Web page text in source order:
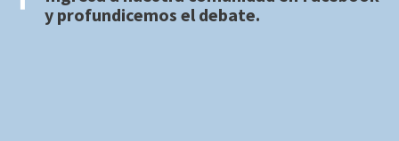
y profundicemos el debate.